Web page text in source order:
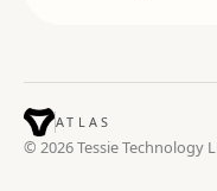
ATLAS
© 2026 Tessie Technology